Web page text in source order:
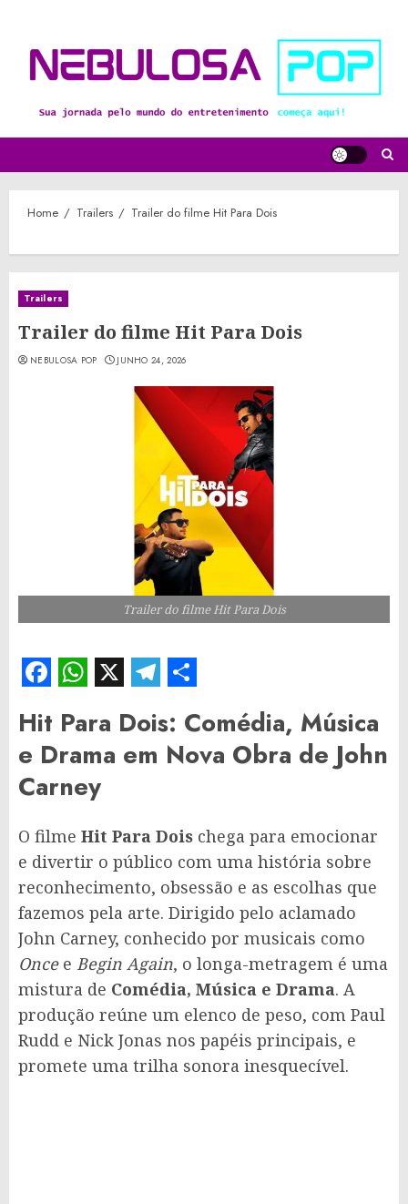
content
Home Trailers Trailer do filme Hit Para Dois
Trailers
Trailer do filme Hit Para Dois
NEBULOSA POP JUNHO 24, 2026
Trailer do filme Hit Para Dois
Facebook
WhatsApp
X Telegram
Share
Hit Para Dois: Comédia, Música
e Drama em Nova Obra de John
Carney
O filme Hit Para Dois chega para emocionar
e divertir o público com uma história sobre
reconhecimento, obsessão e as escolhas que
fazemos pela arte. Dirigido pelo aclamado
John Carney, conhecido por musicais como
Oncee Begin Again, o longa-metragem é uma
mistura de Comédia, Música e Drama. A
produção reúne um elenco de peso, com Paul
Rudd e Nick Jonas nos papéis principais, e
promete uma trilha sonora inesquecível.